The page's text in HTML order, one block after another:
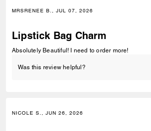
MRSRENEE B., JUL 07, 2026
Lipstick Bag Charm
Absolutely Beautiful! I need to order more!
Was this review helpful?
NICOLE S., JUN 26, 2026